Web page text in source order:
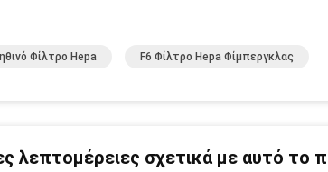
Φίλτρο Hepa F6 Φίλτρο Hepa Φίμπεργκλας
λεπτομέρειες σχετικά με αυτό το